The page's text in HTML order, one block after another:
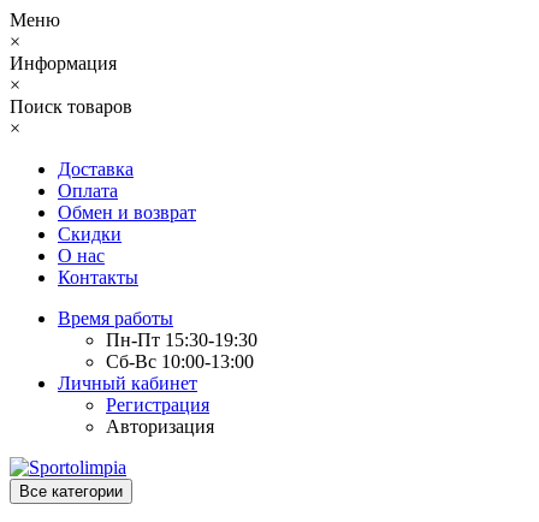
Меню
×
Информация
×
Поиск товаров
×
Доставка
Оплата
Обмен и возврат
Скидки
О нас
Контакты
Время работы
Пн-Пт 15:30-19:30
Сб-Вс 10:00-13:00
Личный кабинет
Регистрация
Авторизация
Все категории